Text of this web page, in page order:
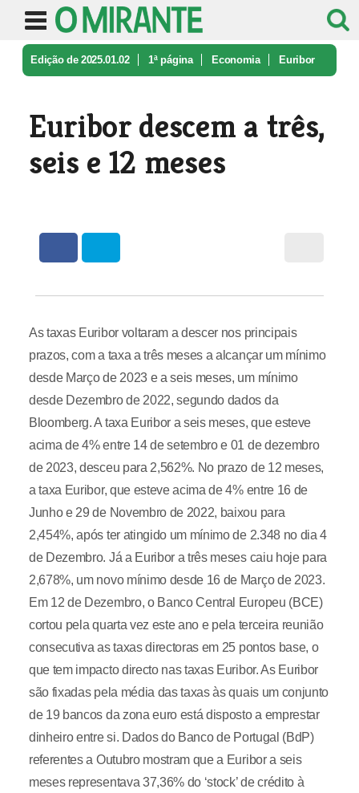
Edição de 2025.01.02 1ª página Economia Euribor
Euribor descem a três,
seis e 12 meses
As taxas Euribor voltaram a descer nos principais
prazos, com a taxa a três meses a alcançar um mínimo
desde Março de 2023 e a seis meses, um mínimo
desde Dezembro de 2022, segundo dados da
Bloomberg. A taxa Euribor a seis meses, que esteve
acima de 4% entre 14 de setembro e 01 de dezembro
de 2023, desceu para 2,562%. No prazo de 12 meses,
a taxa Euribor, que esteve acima de 4% entre 16 de
Junho e 29 de Novembro de 2022, baixou para
2,454%, após ter atingido um mínimo de 2.348 no dia 4
de Dezembro. Já a Euribor a três meses caiu hoje para
2,678%, um novo mínimo desde 16 de Março de 2023.
Em 12 de Dezembro, o Banco Central Europeu (BCE)
cortou pela quarta vez este ano e pela terceira reunião
consecutiva as taxas directoras em 25 pontos base, o
que tem impacto directo nas taxas Euribor. As Euribor
são fixadas pela média das taxas às quais um conjunto
de 19 bancos da zona euro está disposto a emprestar
dinheiro entre si. Dados do Banco de Portugal (BdP)
referentes a Outubro mostram que a Euribor a seis
meses representava 37,36% do ‘stock’ de crédito à